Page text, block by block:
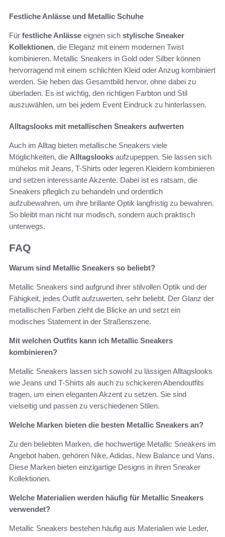
Festliche Anlässe und Metallic Schuhe
Für festliche Anlässe eignen sich stylische Sneaker
Kollektionen, die Eleganz mit einem modernen Twist
kombinieren. Metallic Sneakers in Gold oder Silber können
hervorragend mit einem schlichten Kleid oder Anzug kombiniert
werden. Sie heben das Gesamtbild hervor, ohne dabei zu
überladen. Es ist wichtig, den richtigen Farbton und Stil
auszuwählen, um bei jedem Event Eindruck zu hinterlassen.
Alltagslooks mit metallischen Sneakers aufwerten
Auch im Alltag bieten metallische Sneakers viele
Möglichkeiten, die Alltagslooks aufzupeppen. Sie lassen sich
mühelos mit Jeans, T-Shirts oder legeren Kleidern kombinieren
und setzen interessante Akzente. Dabei ist es ratsam, die
Sneakers pfleglich zu behandeln und ordentlich
aufzubewahren, um ihre brillante Optik langfristig zu bewahren.
So bleibt man nicht nur modisch, sondern auch praktisch
unterwegs.
FAQ
Warum sind Metallic Sneakers so beliebt?
Metallic Sneakers sind aufgrund ihrer stilvollen Optik und der
Fähigkeit, jedes Outfit aufzuwerten, sehr beliebt. Der Glanz der
metallischen Farben zieht die Blicke an und setzt ein
modisches Statement in der Straßenszene.
Mit welchen Outfits kann ich Metallic Sneakers
kombinieren?
Metallic Sneakers lassen sich sowohl zu lässigen Alltagslooks
wie Jeans und T-Shirts als auch zu schickeren Abendoutfits
tragen, um einen eleganten Akzent zu setzen. Sie sind
vielseitig und passen zu verschiedenen Stilen.
Welche Marken bieten die besten Metallic Sneakers an?
Zu den beliebten Marken, die hochwertige Metallic Sneakers im
Angebot haben, gehören Nike, Adidas, New Balance und Vans.
Diese Marken bieten einzigartige Designs in ihren Sneaker
Kollektionen.
Welche Materialien werden häufig für Metallic Sneakers
verwendet?
Metallic Sneakers bestehen häufig aus Materialien wie Leder,